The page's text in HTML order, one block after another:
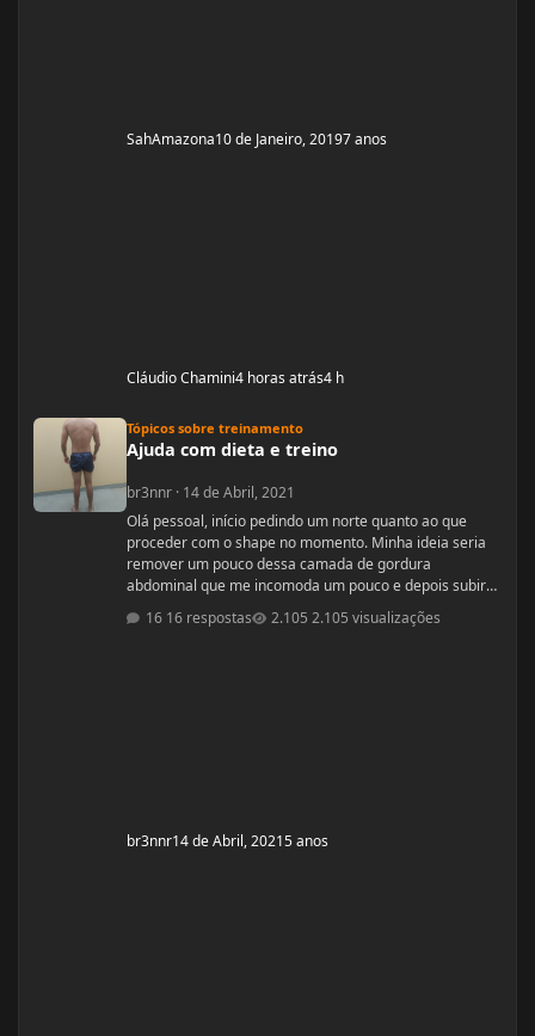
SahAmazona10 de Janeiro, 20197 anos
Cláudio Chamini4 horas atrás4 h
Tópicos sobre treinamento
Ajuda com dieta e treino
br3nnr · 14 de Abril, 2021
Olá pessoal, início pedindo um norte quanto ao que
proceder com o shape no momento. Minha ideia seria
remover um pouco dessa camada de gordura
abdominal que me incomoda um pouco e depois subir
ajudar! Idade: 24 Altura: 187 Peso: 80
16 respostas 2.105 visualizações
br3nnr14 de Abril, 20215 anos